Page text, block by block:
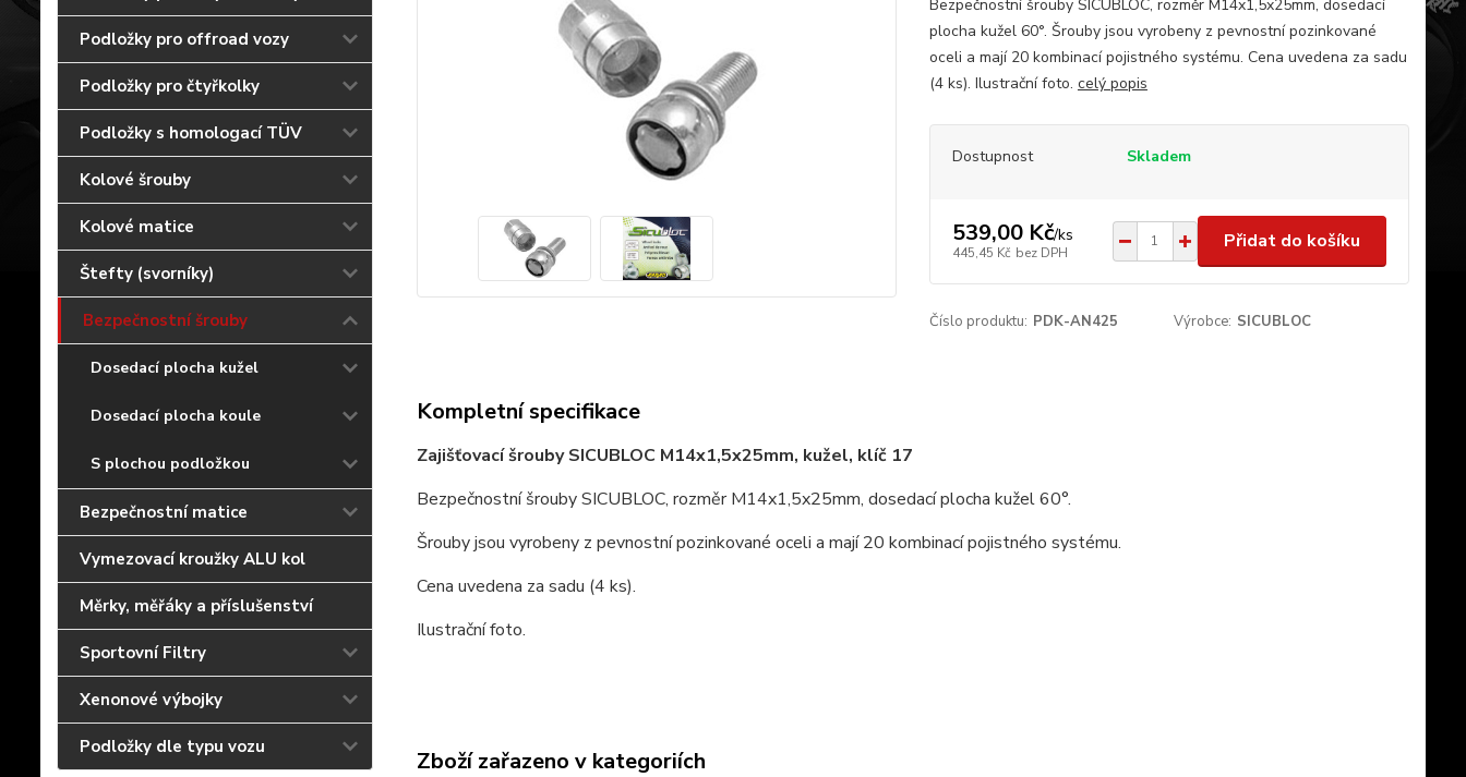
Podložky pro offroad vozy
Podložky pro čtyřkolky
Podložky s homologací TÜV
Kolové šrouby
Kolové matice
Štefty (svorníky)
Bezpečnostní šrouby
Dosedací plocha kužel
Dosedací plocha koule
S plochou podložkou
Bezpečnostní matice
Vymezovací kroužky ALU kol
Měrky, měřáky a příslušenství
Sportovní Filtry
Xenonové výbojky
Podložky dle typu vozu
Bezpečnostní šrouby SICUBLOC, rozměr M14x1,5x25mm, dosedací
plocha kužel 60°. Šrouby jsou vyrobeny z pevnostní pozinkované
oceli a mají 20 kombinací pojistného systému. Cena uvedena za sadu
(4 ks). Ilustrační foto. celý popis
Dostupnost Skladem
539,00 Kč/ks
445,45 Kč bez DPH
Přidat do košíku
Číslo produktu: PDK-AN425 Výrobce: SICUBLOC
Kompletní specifikace
Zajišťovací šrouby SICUBLOC M14x1,5x25mm, kužel, klíč 17
Bezpečnostní šrouby SICUBLOC, rozměr M14x1,5x25mm, dosedací plocha kužel 60°.
Šrouby jsou vyrobeny z pevnostní pozinkované oceli a mají 20 kombinací pojistného systému.
Cena uvedena za sadu (4 ks).
Ilustrační foto.
Zboží zařazeno v kategoriích